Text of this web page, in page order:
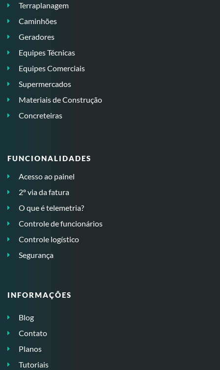
Terraplanagem
Caminhões
Geradores
Equipes Técnicas
Equipes Comerciais
Supermercados
Materiais de Construção
Concreteiras
FUNCIONALIDADES
Acesso ao painel
2º via da fatura
O que é telemetria?
Controle de funcionários
Controle logístico
Segurança
INFORMAÇÕES
Blog
Contato
Planos
Tutoriais